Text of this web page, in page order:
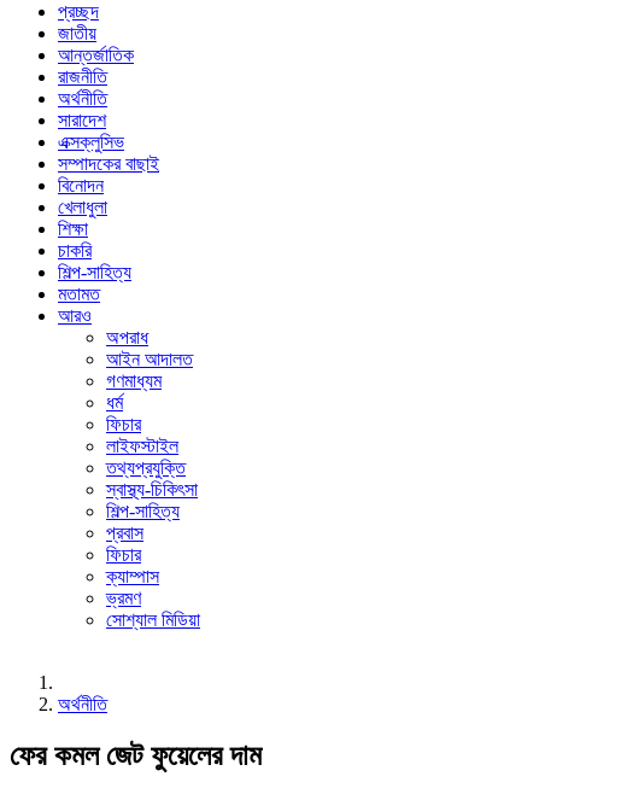
প্রচ্ছদ
জাতীয়
আন্তর্জাতিক
রাজনীতি
অর্থনীতি
সারাদেশ
এক্সক্লুসিভ
সম্পাদকের বাছাই
বিনোদন
খেলাধুলা
শিক্ষা
চাকরি
শিল্প-সাহিত্য
মতামত
আরও
অপরাধ
আইন আদালত
গণমাধ্যম
ধর্ম
ফিচার
লাইফস্টাইল
তথ্যপ্রযুক্তি
স্বাস্থ্য-চিকিৎসা
শিল্প-সাহিত্য
প্রবাস
ফিচার
ক্যাম্পাস
ভ্রমণ
সোশ্যাল মিডিয়া
অর্থনীতি
ফের কমল জেট ফুয়েলের দাম